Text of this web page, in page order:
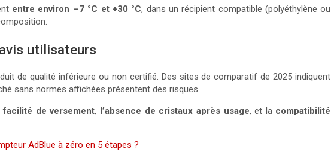
entre environ –7 °C et +30 °C, dans un récipient compatible (polyéthylène ou
utilisateurs
de qualité inférieure ou non certifié. Des sites de comparatif de 2025 indiquent
sans normes affichées présentent des risques.
facilité de versement, l’absence de cristaux après usage, et la compatibilité
AdBlue à zéro en 5 étapes ?